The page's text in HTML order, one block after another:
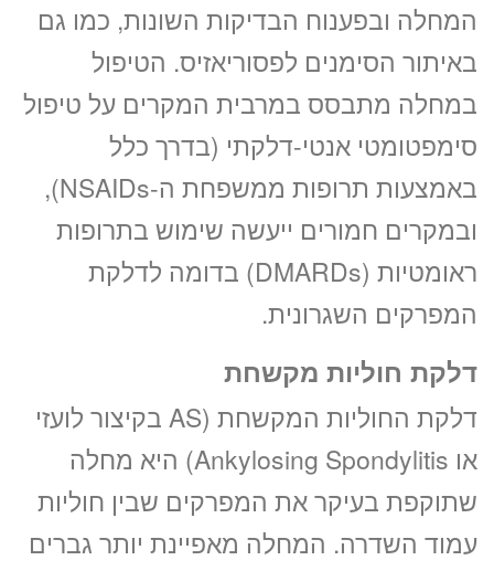
זימון תור אונליין
לד”ר גיל בורנשטיין
ב-3 שלבים קצרים
(לא נדרש כרטיס אשראי)
מועדים פנויים. לחצו
לבחירת שעה
« יום ה’ 20.08.26
המחלה ובפענוח הבדיקות השונות, כמו גם
באיתור הסימנים לפסוריאזיס. הטיפול
במחלה מתבסס במרבית המקרים על טיפול
סימפטומטי אנטי-דלקתי (בדרך כלל
באמצעות תרופות ממשפחת ה-NSAIDs),
ובמקרים חמורים ייעשה שימוש בתרופות
ראומטיות (DMARDs) בדומה לדלקת
המפרקים השגרונית.
דלקת חוליות מקשחת
דלקת החוליות המקשחת (AS בקיצור לועזי
או Ankylosing Spondylitis) היא מחלה
שתוקפת בעיקר את המפרקים שבין חוליות
עמוד השדרה. המחלה מאפיינת יותר גברים